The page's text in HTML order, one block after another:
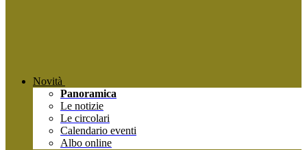
Novità
Panoramica
Le notizie
Le circolari
Calendario eventi
Albo online